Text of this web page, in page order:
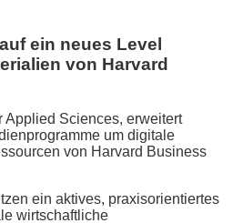
ein neues Level
von Harvard
Applied Sciences, erweitert
um digitale
von Harvard Business
ein aktives, praxisorientiertes
wirtschaftliche